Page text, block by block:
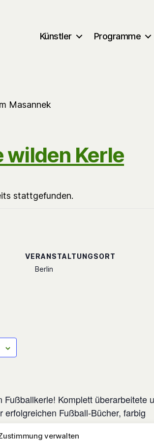
verwalten
Künstler Programme
Masannek
wilden Kerle
stattgefunden.
VERANSTALTUNGSORT
Berlin
Komplett überarbeitete
Fußball-Bücher, farbig
Jan Birck. Autor Joachim